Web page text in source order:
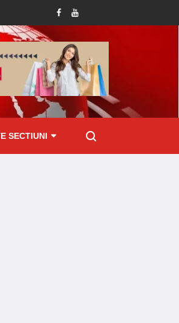
și stimulentelor, efectuate mai devreme în luna
SECTIUNI